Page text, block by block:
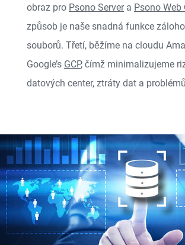
obraz pro Psono Servera Psono Web
způsob je naše snadná funkce
souborů. Třetí, běžíme na cloudu
Google’s GCP, čímž minimalizujeme
datových center, ztráty dat a